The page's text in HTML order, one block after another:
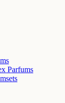
Parfums